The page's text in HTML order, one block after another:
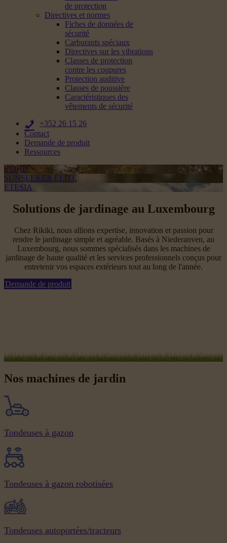
de protection
Directives et normes
Fiches de données de
sécurité
Carburants spéciaux
Directives sur les vibrations
Classes de protection
contre les coupures
Protection auditive
Classes de poussière
Caractéristiques des
vêtements de sécurité
+352 26 15 26
Contact
Demande de produit
Ressources
STIHL
SUNSEEKER ELITE
ETESIA
Solutions de jardinage au Luxembourg
Chez Rikiki, nous allions expertise, innovation et passion pour
rendre le jardinage simple et agréable. Basés à Niederanven, au
Luxembourg, nous sommes spécialisés dans les machines de
jardinage de haute qualité et les services professionnels conçus pour
entretenir vos espaces extérieurs tout au long de l'année.
Demande de produit
Nos machines de jardin
Tondeuses à gazon
Tondeuses à gazon robotisées
Tondeuses autoportées/tracteurs